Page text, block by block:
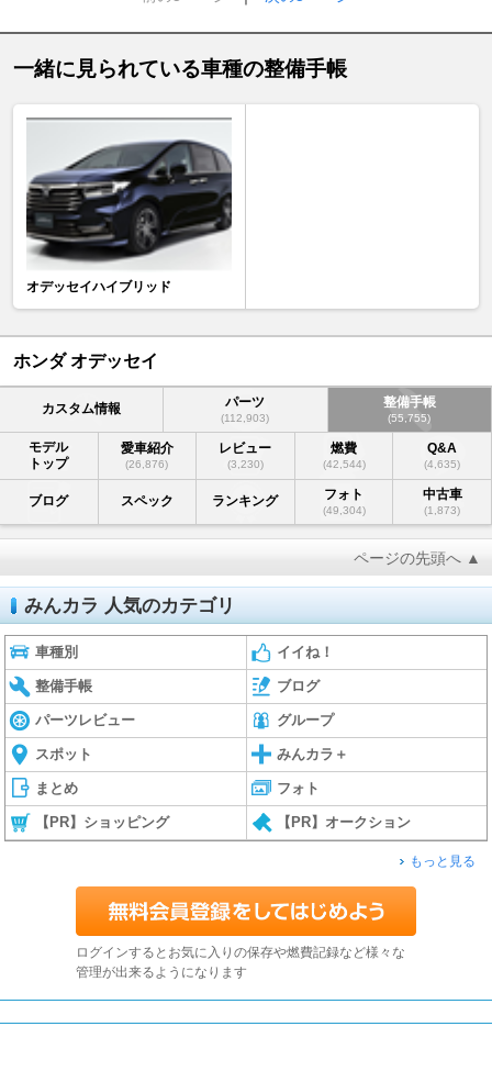
一緒に見られている車種の整備手帳
オデッセイハイブリッド
ホンダ オデッセイ
カスタム情報 パーツ
(112,903)
整備手帳
(55,755)
モデル
トップ
愛車紹介
(26,876)
レビュー
(3,230)
燃費
(42,544)
Q&A
(4,635)
ブログ スペック ランキング フォト
(49,304)
中古車
(1,873)
ページの先頭へ ▲
みんカラ 人気のカテゴリ
車種別 イイね！
整備手帳 ブログ
パーツレビュー グループ
スポット みんカラ＋
まとめ フォト
【PR】ショッピング 【PR】オークション
もっと見る
ログインするとお気に入りの保存や燃費記録など様々な
管理が出来るようになります